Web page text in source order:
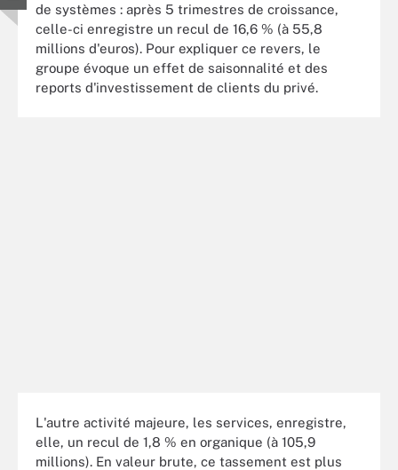
de systèmes : après 5 trimestres de croissance,
celle-ci enregistre un recul de 16,6 % (à 55,8
millions d'euros). Pour expliquer ce revers, le
groupe évoque un effet de saisonnalité et des
reports d'investissement de clients du privé.
L'autre activité majeure, les services, enregistre,
elle, un recul de 1,8 % en organique (à 105,9
millions). En valeur brute, ce tassement est plus